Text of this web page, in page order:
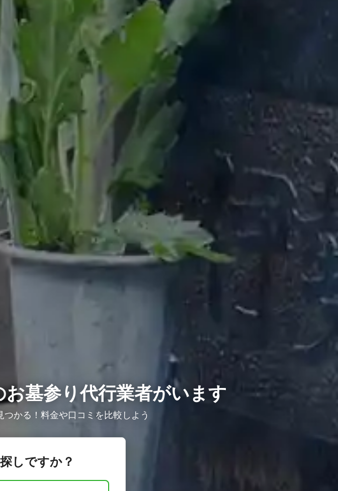
お墓参り代行業者がいます
かる！料金や口コミを比較しよう
しですか？